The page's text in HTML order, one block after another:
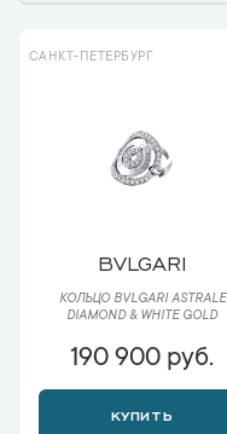
САНКТ-ПЕТЕРБУРГ
BVLGARI
КОЛЬЦО BVLGARI ASTRALE
DIAMOND & WHITE GOLD
190 900 руб.
КУПИТЬ